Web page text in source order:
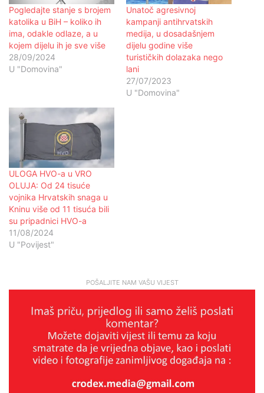
Pogledajte stanje s brojem
katolika u BiH – koliko ih
ima, odakle odlaze, a u
kojem dijelu ih je sve više
28/09/2024
U "Domovina"
Unatoč agresivnoj
kampanji antihrvatskih
medija, u dosadašnjem
dijelu godine više
turističkih dolazaka nego
lani
27/07/2023
U "Domovina"
ULOGA HVO-a u VRO
OLUJA: Od 24 tisuće
vojnika Hrvatskih snaga u
Kninu više od 11 tisuća bili
su pripadnici HVO-a
11/08/2024
U "Povijest"
POŠALJITE NAM VAŠU VIJEST